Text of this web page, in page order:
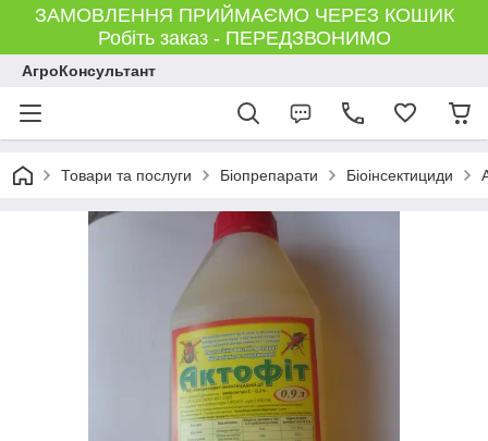
ЗАМОВЛЕННЯ ПРИЙМАЄМО ЧЕРЕЗ КОШИК
Робіть заказ - ПЕРЕДЗВОНИМО
АгроКонсультант
Товари та послуги Біопрепарати Біоінсектициди